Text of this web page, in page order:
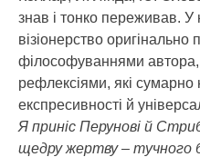
знав і тонко переживав. У
візіонерство оригінально
філософуваннями автора,
рефлексіями, які сумарно
експресивності й
Я приніс Перунові й
щедру жертву – тучного